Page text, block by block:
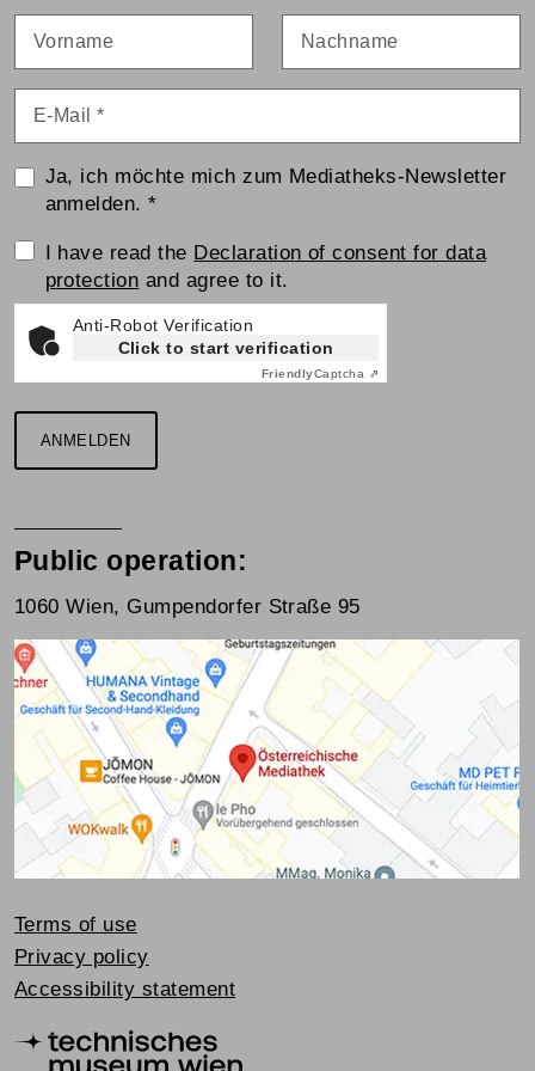
Ja, ich möchte mich zum Mediatheks-Newsletter
anmelden.*
Einwilligungserklärung
I have read the Declaration of consent for data
protection and agree to it.
Anti-Robot Verification
Click to start verification
FriendlyCaptcha ⇗
ANMELDEN
Public operation:
1060 Wien, Gumpendorfer Straße 95
Terms of use
Privacy policy
Accessibility statement